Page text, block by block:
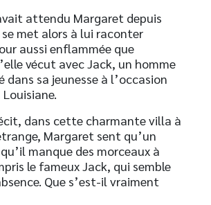
attendu Margaret depuis
met alors à lui raconter
aussi enflammée que
vécut avec Jack, un homme
dans sa jeunesse à l’occasion
Louisiane.
dans cette charmante villa à
Margaret sent qu’un
manque des morceaux à
le fameux Jack, qui semble
Que s’est-il vraiment